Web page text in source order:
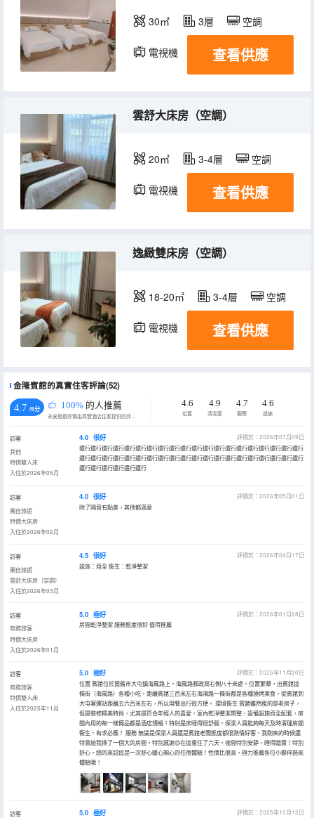
30㎡ 3層 空調
電視機 查看供應
雲舒大床房（空調）
20㎡ 3-4層 空調
電視機 查看供應
逸緻雙床房（空調）
18-20㎡ 3-4層 空調
電視機 查看供應
金隆賓館的真實住客評論(52)
4.7 /5分 100% 的人推薦
永安旅遊評價由真實酒店住客提供的評價。
4.6
位置
4.9
清潔度
4.7
服務
4.6
設施
訪客
其他
特價雙人床
入住於2026年05月
4.0 很好
評價於：2026年07月09日
還行還行還行還行還行還行還行還行還行還行還行還行還行還行還行還行還行還行還行還行
還行還行還行還行還行還行還行還行還行還行還行還行還行還行還行還行還行還行還行還行
還行還行還行還行還行還行
訪客
獨自旅遊
特價大床房
入住於2026年02月
4.0 很好
評價於：2026年05月01日
除了隔音有點差，其他都滿意
訪客
獨自旅遊
雲舒大床房（空調）
入住於2026年03月
4.5 很好
評價於：2026年04月17日
設施：齊全 衞生：乾淨整潔
訪客
商務旅客
特價大床房
入住於2026年01月
5.0 極好
評價於：2026年01月28日
房間乾淨整潔 服務態度很好 值得推薦
訪客
商務旅客
特價雙人床
入住於2025年11月
5.0 極好
評價於：2025年11月20日
位置 賓館位於箇舊市大屯鎮海風路上，海風路郵政局右側八十米處。位置繁華，出賓館這
條街（海風路）各種小吃，距離賓館三百米左右海鴻路一條街都是各種燒烤美食，從賓館到
大屯客運站距離五六百米左右，所以用餐出行很方便。 環境衞生 賓館雖然租的是老房子，
但是裝修精美時尚，尤其是符合年輕人的喜愛，室內乾淨整潔規整，設備設施齊全配套，房
間內用的每一樣備品都是酒店規格！特別是床睡得很舒服，保潔人員能夠每天及時清理房間
衞生，有求必應！ 服務 無論是保潔人員還是賓館老闆態度都很熱情好客，我剛來的時候還
特意給我換了一個大的房間，特別感謝😊在這裏住了六天，夜間特別安靜，睡得踏實！特別
舒心，總的來説這是一次舒心暖心開心的住宿體驗！性價比很高，極力推薦各位小夥伴過來
體驗哦！
訪客
5.0 極好
評價於：2025年10月12日